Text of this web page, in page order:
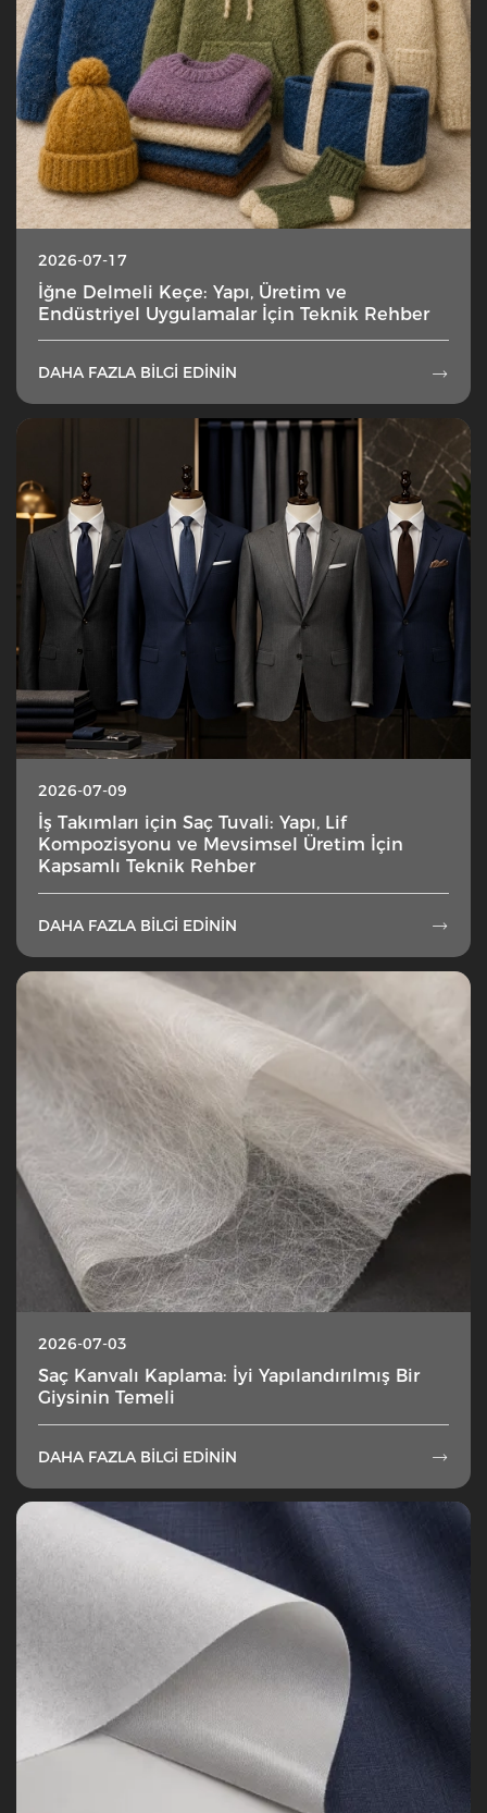
2026-07-17
İğne Delmeli Keçe: Yapı, Üretim ve
Endüstriyel Uygulamalar İçin Teknik Rehber
DAHA FAZLA BILGI EDININ 
2026-07-09
İş Takımları için Saç Tuvali: Yapı, Lif
Kompozisyonu ve Mevsimsel Üretim İçin
Kapsamlı Teknik Rehber
DAHA FAZLA BILGI EDININ 
2026-07-03
Saç Kanvalı Kaplama: İyi Yapılandırılmış Bir
Giysinin Temeli
DAHA FAZLA BILGI EDININ 